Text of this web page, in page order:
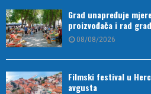
Grad unapređuje
proizvođača i rad
08/08/2026
Filmski festival u
avgusta